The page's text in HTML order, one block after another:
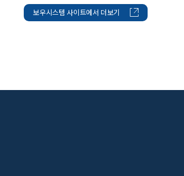
보우시스템 사이트에서 더보기